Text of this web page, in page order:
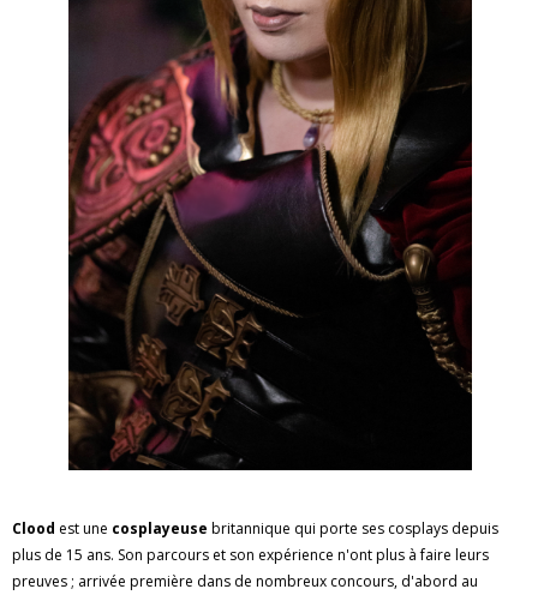
Clood est une cosplayeuse britannique qui porte ses cosplays depuis
plus de 15 ans. Son parcours et son expérience n'ont plus à faire leurs
preuves ; arrivée première dans de nombreux concours, d'abord au